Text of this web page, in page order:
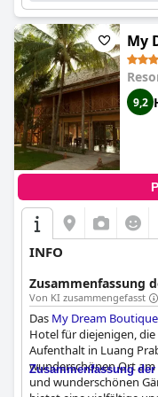
My
9,2
INFO
Zusammenfassung
Von KI zusammengefasst
Das My Dream
Hotel für diejenigen,
Aufenthalt in Luang
wunderschönen Ort
und wunderschönen
Zusammenfassung